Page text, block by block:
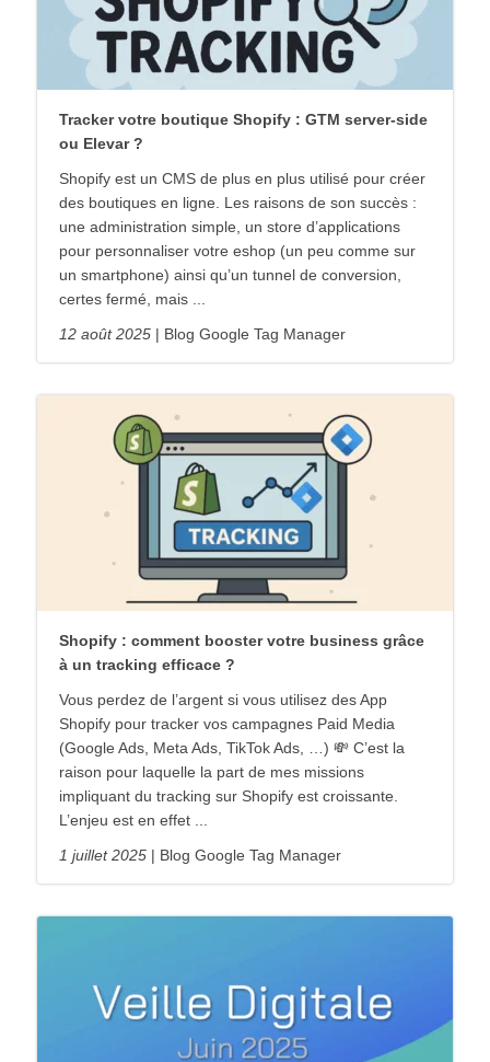
Tracker votre boutique Shopify : GTM server-side
ou Elevar ?
Shopify est un CMS de plus en plus utilisé pour créer
des boutiques en ligne. Les raisons de son succès :
une administration simple, un store d’applications
pour personnaliser votre eshop (un peu comme sur
un smartphone) ainsi qu’un tunnel de conversion,
certes fermé, mais ...
12 août 2025
Blog Google Tag Manager
Shopify : comment booster votre business grâce
à un tracking efficace ?
Vous perdez de l’argent si vous utilisez des App
Shopify pour tracker vos campagnes Paid Media
(Google Ads, Meta Ads, TikTok Ads, …) 💸 C’est la
raison pour laquelle la part de mes missions
impliquant du tracking sur Shopify est croissante.
L’enjeu est en effet ...
1 juillet 2025
Blog Google Tag Manager